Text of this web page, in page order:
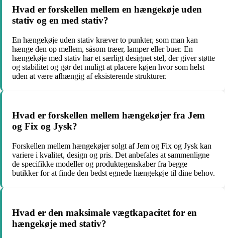
Hvad er forskellen mellem en hængekøje uden
stativ og en med stativ?
En hængekøje uden stativ kræver to punkter, som man kan
hænge den op mellem, såsom træer, lamper eller buer. En
hængekøje med stativ har et særligt designet stel, der giver støtte
og stabilitet og gør det muligt at placere køjen hvor som helst
uden at være afhængig af eksisterende strukturer.
Hvad er forskellen mellem hængekøjer fra Jem
og Fix og Jysk?
Forskellen mellem hængekøjer solgt af Jem og Fix og Jysk kan
variere i kvalitet, design og pris. Det anbefales at sammenligne
de specifikke modeller og produktegenskaber fra begge
butikker for at finde den bedst egnede hængekøje til dine behov.
Hvad er den maksimale vægtkapacitet for en
hængekøje med stativ?